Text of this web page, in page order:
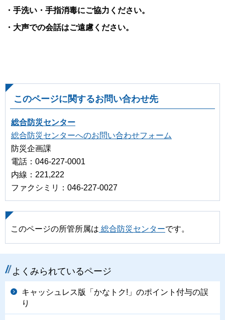
・手洗い・手指消毒にご協力ください。
・大声での会話はご遠慮ください。
このページに関するお問い合わせ先
総合防災センター
総合防災センターへのお問い合わせフォーム
防災企画課
電話：046-227-0001
内線：221,222
ファクシミリ：046-227-0027
このページの所管所属は 総合防災センターです。
よくみられているページ
キャッシュレス版「かなトク!」のポイント付与の誤
り